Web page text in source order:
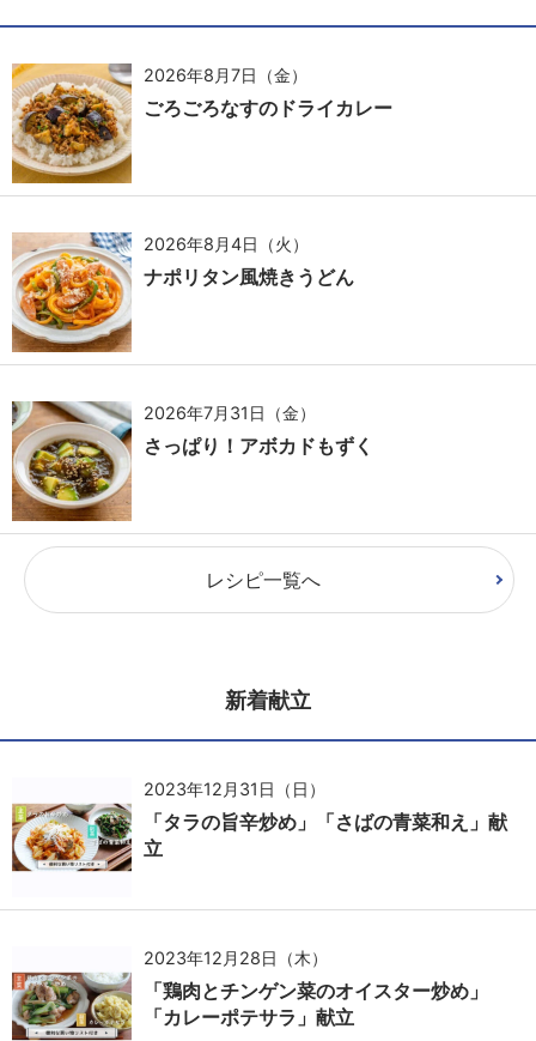
2026年8月7日（金）
ごろごろなすのドライカレー
2026年8月4日（火）
ナポリタン風焼きうどん
2026年7月31日（金）
さっぱり！アボカドもずく
レシピ一覧へ
新着献立
2023年12月31日（日）
「タラの旨辛炒め」「さばの青菜和え」献
立
2023年12月28日（木）
「鶏肉とチンゲン菜のオイスター炒め」
「カレーポテサラ」献立